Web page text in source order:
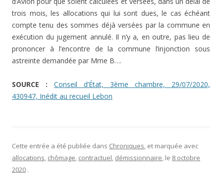
trois mois, les allocations qui lui sont dues, le cas échéant
compte tenu des sommes déjà versées par la commune en
exécution du jugement annulé. Il n’y a, en outre, pas lieu de
prononcer à l’encontre de la commune l’injonction sous
astreinte demandée par Mme B….
SOURCE :
Conseil d’État, 3ème chambre, 29/07/2020,
430947, Inédit au recueil Lebon
Cette entrée a été publiée dans Chroniques, et marquée avec
allocations, chômage, contractuel, démissionnaire, le 8 octobre
2020 .